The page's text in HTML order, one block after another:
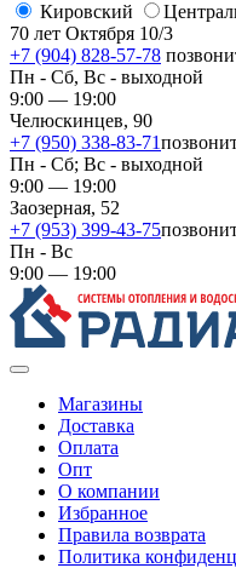
Кировский
70 лет Октября 10/3
+7 (904) 828-57-78
Пн - Сб, Вс - выходной
9:00 — 19:00
Челюскинцев, 90
+7 (950) 338-83-71
Пн - Сб; Вс - выходной
9:00 — 19:00
Заозерная, 52
+7 (953) 399-43-75
Пн - Вс
9:00 — 19:00
Магазины
Доставка
Оплата
Опт
О компании
Избранное
Правила возврата
Политика